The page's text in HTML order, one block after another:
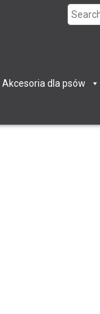
Search
Akcesoria dla psów